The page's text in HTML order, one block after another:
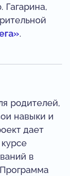
Гагарина,
.
родителей,
навыки и
дает
в